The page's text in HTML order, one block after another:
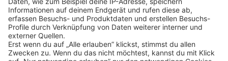
Klickehier, um alle offenen Jobs zu sehen.